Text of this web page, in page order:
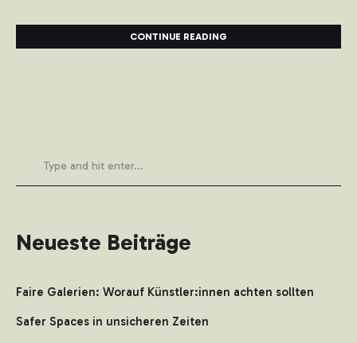
CONTINUE READING
Neueste Beiträge
Faire Galerien: Worauf Künstler:innen achten sollten
Safer Spaces in unsicheren Zeiten